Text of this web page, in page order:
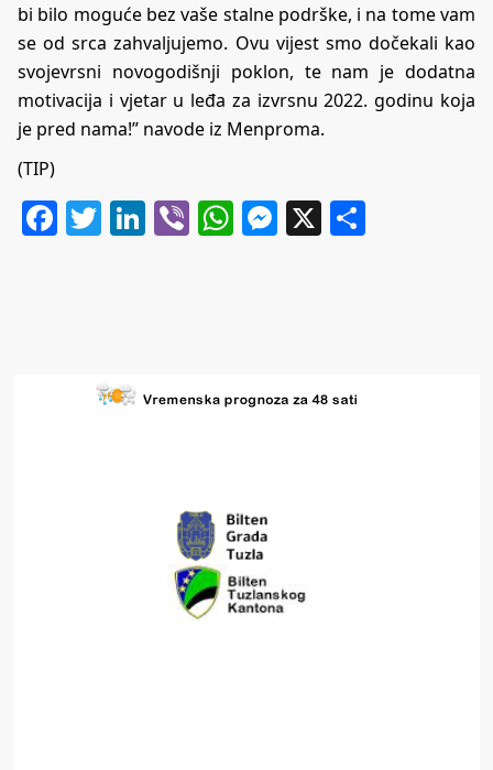
bi bilo moguće bez vaše stalne podrške, i na tome vam
se od srca zahvaljujemo. Ovu vijest smo dočekali kao
svojevrsni novogodišnji poklon, te nam je dodatna
motivacija i vjetar u leđa za izvrsnu 2022. godinu koja
je pred nama!” navode iz Menproma.
(TIP)
Facebook
Twitter
LinkedIn
ViberWhatsApp
Messenger
X